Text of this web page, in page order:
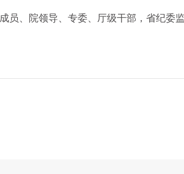
员、院领导、专委、厅级干部，省纪委